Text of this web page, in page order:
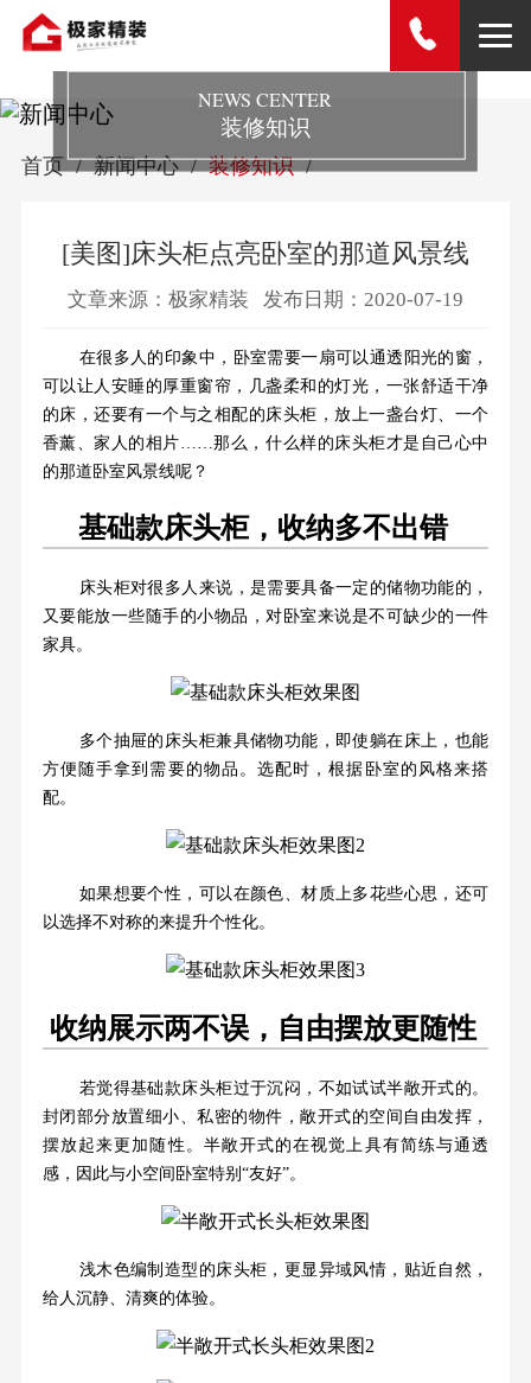
NEWS CENTER
装修知识
首页 新闻中心 装修知识
[美图]床头柜点亮卧室的那道风景线
文章来源：极家精装 发布日期：2020-07-19
在很多人的印象中，卧室需要一扇可以通透阳光的窗，
可以让人安睡的厚重窗帘，几盏柔和的灯光，一张舒适干净
的床，还要有一个与之相配的床头柜，放上一盏台灯、一个
香薰、家人的相片……那么，什么样的床头柜才是自己心中
的那道卧室风景线呢？
基础款床头柜，收纳多不出错
床头柜对很多人来说，是需要具备一定的储物功能的，
又要能放一些随手的小物品，对卧室来说是不可缺少的一件
家具。
多个抽屉的床头柜兼具储物功能，即使躺在床上，也能
方便随手拿到需要的物品。选配时，根据卧室的风格来搭
配。
如果想要个性，可以在颜色、材质上多花些心思，还可
以选择不对称的来提升个性化。
收纳展示两不误，自由摆放更随性
若觉得基础款床头柜过于沉闷，不如试试半敞开式的。
封闭部分放置细小、私密的物件，敞开式的空间自由发挥，
摆放起来更加随性。半敞开式的在视觉上具有简练与通透
感，因此与小空间卧室特别“友好”。
浅木色编制造型的床头柜，更显异域风情，贴近自然，
给人沉静、清爽的体验。